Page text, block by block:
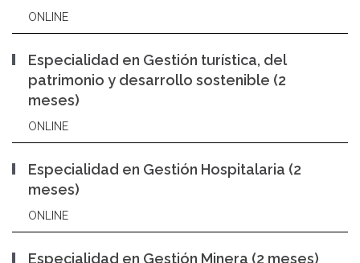
ONLINE
Especialidad en Gestión turística, del
patrimonio y desarrollo sostenible (2
meses)
ONLINE
Especialidad en Gestión Hospitalaria (2
meses)
ONLINE
Especialidad en Gestión Minera (2 meses)